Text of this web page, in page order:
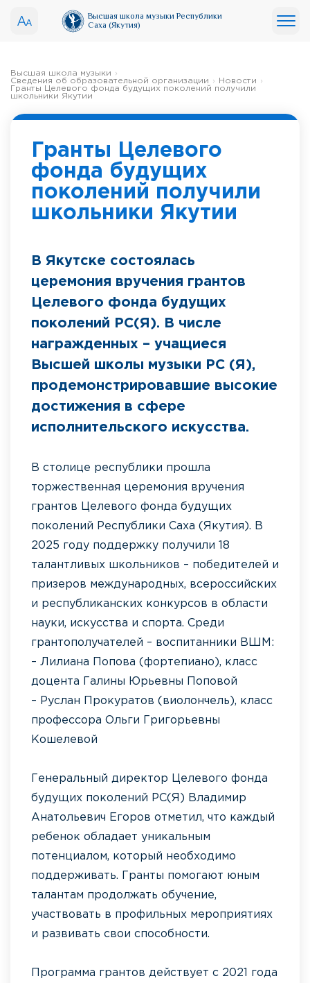
Высшая школа музыки Республики
Саха (Якутия)
Высшая школа музыки
Сведения об образовательной организации
Новости
Гранты Целевого фонда будущих поколений получили
школьники Якутии
Гранты Целевого
фонда будущих
поколений получили
школьники Якутии
В Якутске состоялась
церемония вручения грантов
Целевого фонда будущих
поколений РС(Я). В числе
награжденных – учащиеся
Высшей школы музыки РС (Я),
продемонстрировавшие высокие
достижения в сфере
исполнительского искусства.
В столице республики прошла
торжественная церемония вручения
грантов Целевого фонда будущих
поколений Республики Саха (Якутия). В
2025 году поддержку получили 18
талантливых школьников – победителей и
призеров международных, всероссийских
и республиканских конкурсов в области
науки, искусства и спорта. Среди
грантополучателей – воспитанники ВШМ:
– Лилиана Попова (фортепиано), класс
доцента Галины Юрьевны Поповой
– Руслан Прокуратов (виолончель), класс
профессора Ольги Григорьевны
Кошелевой
Генеральный директор Целевого фонда
будущих поколений РС(Я) Владимир
Анатольевич Егоров отметил, что каждый
ребенок обладает уникальным
потенциалом, который необходимо
поддерживать. Гранты помогают юным
талантам продолжать обучение,
участвовать в профильных мероприятиях
и развивать свои способности.
Программа грантов действует с 2021 года